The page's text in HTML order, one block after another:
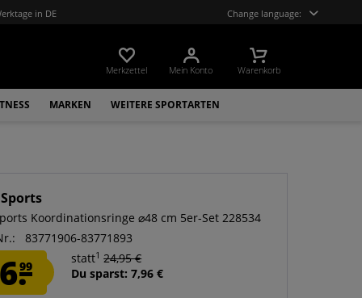
in DE Change language:
Merkzettel Mein Konto Warenkorb
MARKEN WEITERE SPORTARTEN
Koordinationsringe ⌀48 cm 5er-Set 228534
83771906-83771893
99
statt1 24,95 €
Du sparst: 7,96 €